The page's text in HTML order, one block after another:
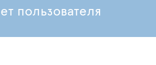
пользователя